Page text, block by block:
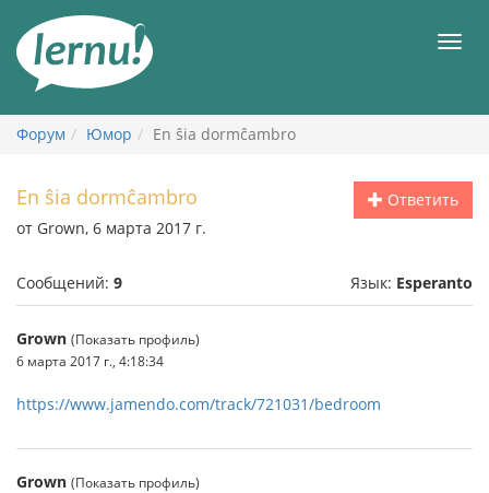
содержанию
Форум Юмор En ŝia dormĉambro
Ответить
En ŝia dormĉambro
от Grown, 6 марта 2017 г.
Сообщений: 9 Язык: Esperanto
Grown (Показать профиль)
6 марта 2017 г., 4:18:34
https://www.jamendo.com/track/721031/bedroom
Grown (Показать профиль)